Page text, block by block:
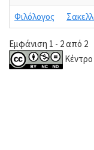
Φιλόλογος
Εμφάνιση 1 - 2 από 2